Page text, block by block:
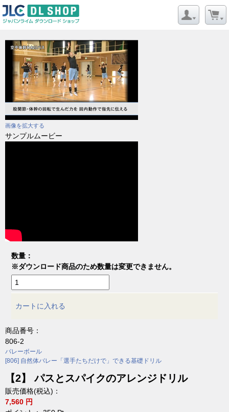
画像を拡大する
サンプルムービー
数量：
※ダウンロード商品のため数量は変更できません。
カートに入れる
商品番号：
806-2
バレーボール
[806] 自然体バレー「選手たちだけで」できる基礎ドリル
【2】 パスとスパイクのアレンジドリル
販売価格(税込)：
7,560 円